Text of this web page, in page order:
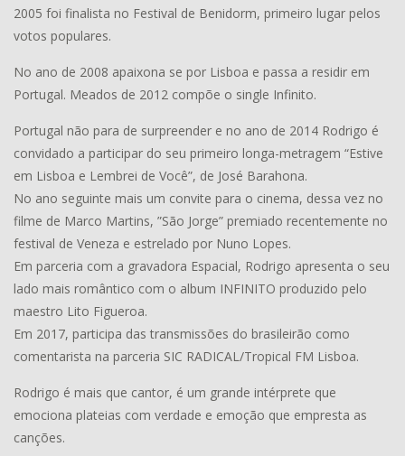
2005 foi finalista no Festival de Benidorm, primeiro lugar pelos
votos populares.
No ano de 2008 apaixona se por Lisboa e passa a residir em
Portugal. Meados de 2012 compõe o single Infinito.
Portugal não para de surpreender e no ano de 2014 Rodrigo é
convidado a participar do seu primeiro longa-metragem “Estive
em Lisboa e Lembrei de Você”, de José Barahona.
No ano seguinte mais um convite para o cinema, dessa vez no
filme de Marco Martins, ”São Jorge” premiado recentemente no
festival de Veneza e estrelado por Nuno Lopes.
Em parceria com a gravadora Espacial, Rodrigo apresenta o seu
lado mais romântico com o album INFINITO produzido pelo
maestro Lito Figueroa.
Em 2017, participa das transmissões do brasileirão como
comentarista na parceria SIC RADICAL/Tropical FM Lisboa.
Rodrigo é mais que cantor, é um grande intérprete que
emociona plateias com verdade e emoção que empresta as
canções.